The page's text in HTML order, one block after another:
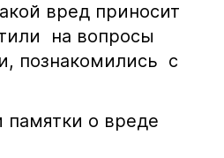
вред приносит
на вопросы
познакомились с
памятки о вреде